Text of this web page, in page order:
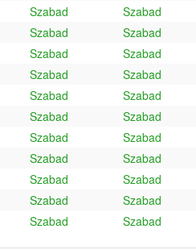
Szabad Szabad
Szabad Szabad
Szabad Szabad
Szabad Szabad
Szabad Szabad
Szabad Szabad
Szabad Szabad
Szabad Szabad
Szabad Szabad
Szabad Szabad
Szabad Szabad